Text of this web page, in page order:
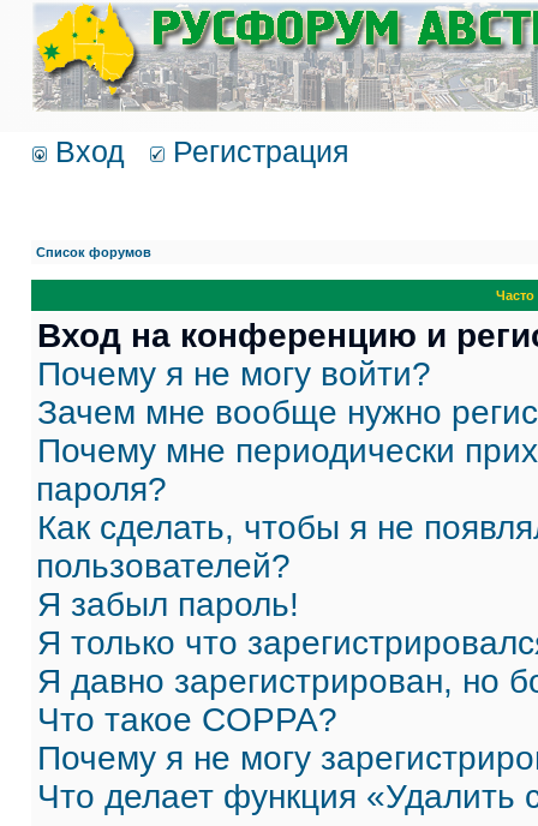
Вход Регистрация
Список форумов
Вход на конференцию и
Почему я не могу войти?
Зачем мне вообще нужно
Почему мне периодически
пароля?
Как сделать, чтобы я не
пользователей?
Я забыл пароль!
Я только что
Я давно зарегистрирован, но
Что такое COPPA?
Почему я не могу
Что делает функция «Удалить